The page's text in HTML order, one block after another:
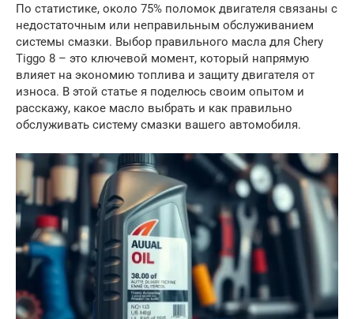
По статистике, около 75% поломок двигателя связаны с
недостаточным или неправильным обслуживанием
системы смазки. Выбор правильного масла для Chery
Tiggo 8 – это ключевой момент, который напрямую
влияет на экономию топлива и защиту двигателя от
износа. В этой статье я поделюсь своим опытом и
расскажу, какое масло выбрать и как правильно
обслуживать систему смазки вашего автомобиля.